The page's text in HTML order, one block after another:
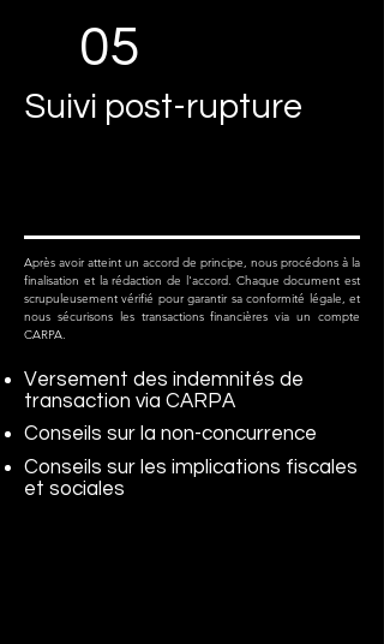
05
Suivi post-rupture
Après avoir atteint un accord de principe, nous procédons à la
finalisation et la rédaction de l'accord. Chaque document est
scrupuleusement vérifié pour garantir sa conformité légale, et
nous sécurisons les transactions financières via un compte
CARPA.
Versement des indemnités de
transaction via CARPA
Conseils sur la non-concurrence
Conseils sur les implications fiscales
et sociales